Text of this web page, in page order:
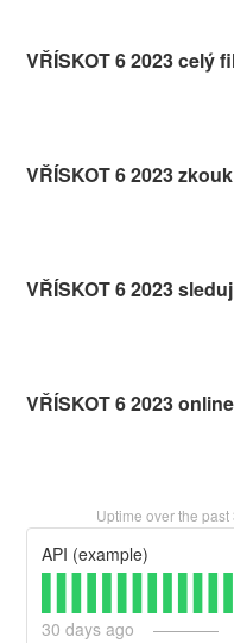
VŘÍSKOT 6 2023 celý
VŘÍSKOT 6 2023
VŘÍSKOT 6 2023
VŘÍSKOT 6 2023
Uptime over the past
API (example)
30 days ago